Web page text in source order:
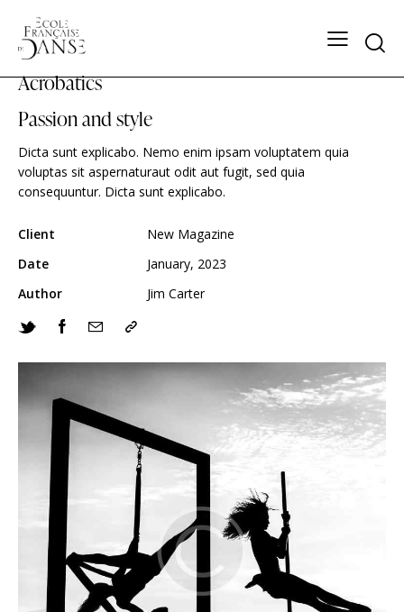
Acrobatics
Passion and style
Dicta sunt explicabo. Nemo enim ipsam voluptatem quia
voluptas sit aspernaturaut odit aut fugit, sed quia
consequuntur. Dicta sunt explicabo.
Client
New Magazine
Date
January, 2023
Author
Jim Carter